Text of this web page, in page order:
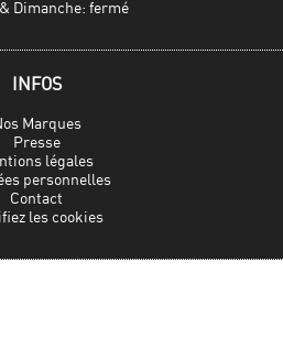
Dimanche: fermé
INFOS
Marques
Presse
légales
personnelles
Contact
les cookies